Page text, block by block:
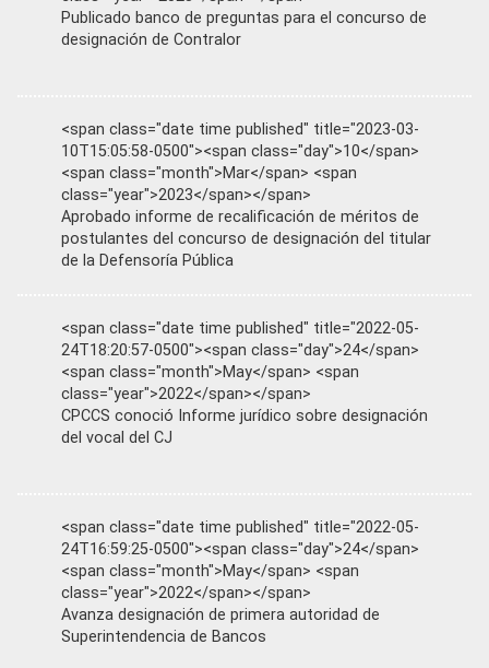
Publicado banco de preguntas para el concurso de
designación de Contralor
<span class="date time published" title="2023-03-
10T15:05:58-0500"><span class="day">10</span>
<span class="month">Mar</span> <span
class="year">2023</span></span>
Aprobado informe de recalificación de méritos de
postulantes del concurso de designación del titular
de la Defensoría Pública
<span class="date time published" title="2022-05-
24T18:20:57-0500"><span class="day">24</span>
<span class="month">May</span> <span
class="year">2022</span></span>
CPCCS conoció Informe jurídico sobre designación
del vocal del CJ
<span class="date time published" title="2022-05-
24T16:59:25-0500"><span class="day">24</span>
<span class="month">May</span> <span
class="year">2022</span></span>
Avanza designación de primera autoridad de
Superintendencia de Bancos